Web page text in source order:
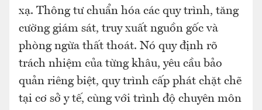
xạ. Thông tư chuẩn hóa các quy trình, tăng
cường giám sát, truy xuất nguồn gốc và
phòng ngừa thất thoát. Nó quy định rõ
trách nhiệm của từng khâu, yêu cầu bảo
quản riêng biệt, quy trình cấp phát chặt chẽ
tại cơ sở y tế, cùng với trình độ chuyên môn